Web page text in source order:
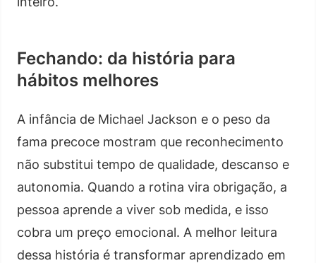
Fechando: da história para
hábitos melhores
A infância de Michael Jackson e o peso da
fama precoce mostram que reconhecimento
não substitui tempo de qualidade, descanso e
autonomia. Quando a rotina vira obrigação, a
pessoa aprende a viver sob medida, e isso
cobra um preço emocional. A melhor leitura
dessa história é transformar aprendizado em